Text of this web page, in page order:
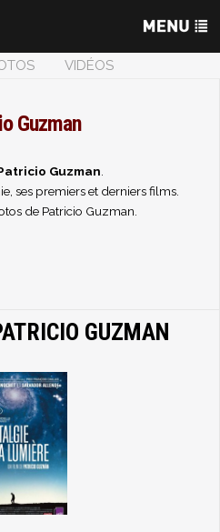
VIDÉOS
Guzman
Guzman
ses premiers et derniers films.
de Patricio Guzman.
GUZMAN